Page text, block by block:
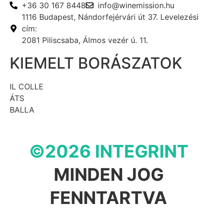
+36 30 167 8448
info@winemission.hu
1116 Budapest, Nándorfejérvári út 37. Levelezési
cím:
2081 Piliscsaba, Álmos vezér ú. 11.
KIEMELT BORÁSZATOK
IL COLLE
ÁTS
BALLA
©2026 INTEGRINT
MINDEN JOG
FENNTARTVA